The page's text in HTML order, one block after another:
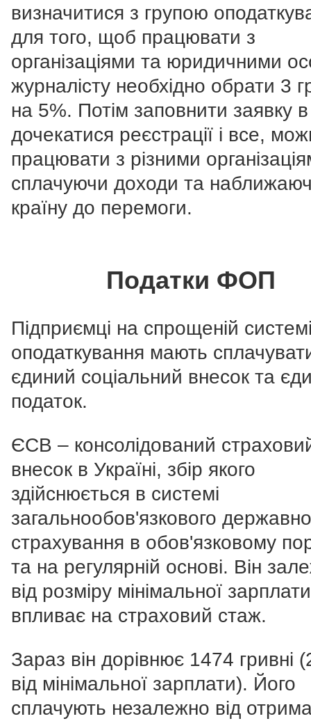
визначитися з групою
для того, щоб працювати з
організаціями та юридичними
журналісту необхідно обрати 3
на 5%. Потім заповнити заявку в
дочекатися реєстрації і все,
працювати з різними
сплачуючи доходи та
країну до перемоги.
Податки ФОП
Підприємці на спрощеній
оподаткування мають
єдиний соціальний внесок та
податок.
ЄСВ – консолідований
внесок в Україні, збір якого
здійснюється в системі
загальнообов'язкового
страхування в обов'язковому
та на регулярній основі. Він
від розміру мінімальної
впливає на страховий стаж.
Зараз він дорівнює 1474 гривні
від мінімальної зарплати). Його
сплачують незалежно від